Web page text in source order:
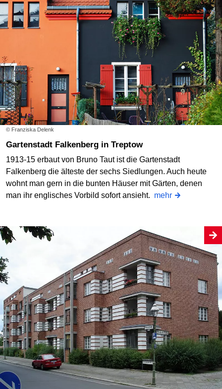
© Franziska Delenk
Gartenstadt Falkenberg in Treptow
1913-15 erbaut von Bruno Taut ist die Gartenstadt
Falkenberg die älteste der sechs Siedlungen. Auch heute
wohnt man gern in die bunten Häuser mit Gärten, denen
man ihr englisches Vorbild sofort ansieht. mehr